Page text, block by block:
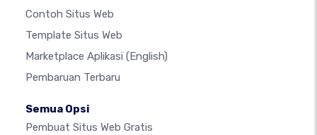
Contoh Situs Web
Template Situs Web
Marketplace Aplikasi (English)
Pembaruan Terbaru
Semua Opsi
Pembuat Situs Web Gratis